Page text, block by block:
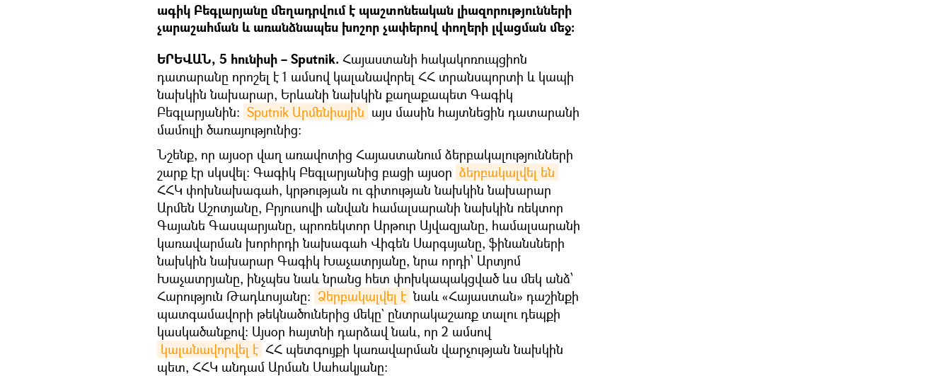
ագիկ Բեգլարյանը մեղադրվում է պաշտոնեական լիազորությունների
չարաշահման և առանձնապես խոշոր չափերով փողերի լվացման մեջ։
ԵՐԵՎԱՆ, 5 հունիսի – Sputnik. Հայաստանի հակակոռուպցիոն
դատարանը որոշել է 1 ամսով կալանավորել ՀՀ տրանսպորտի և կապի
նախկին նախարար, Երևանի նախկին քաղաքապետ Գագիկ
Բեգլարյանին։ Sputnik Արմենիային այս մասին հայտնեցին դատարանի
մամուլի ծառայությունից։
Նշենք, որ այսօր վաղ առավոտից Հայաստանում ձերբակալությունների
շարք էր սկսվել։ Գագիկ Բեգլարյանից բացի այսօր ձերբակալվել են
ՀՀԿ փոխնախագահ, կրթության ու գիտության նախկին նախարար
Արմեն Աշոտյանը, Բրյուսովի անվան համալսարանի նախկին ռեկտոր
Գայանե Գասպարյանը, պրոռեկտոր Արթուր Այվազյանը, համալսարանի
կառավարման խորհրդի նախագահ Վիգեն Սարգսյանը, ֆինանսների
նախկին նախարար Գագիկ Խաչատրյանը, նրա որդի՝ Արտյոմ
Խաչատրյանը, ինչպես նաև նրանց հետ փոխկապակցված ևս մեկ անձ՝
Հարություն Թադևոսյանը։ Ձերբակալվել է նաև «Հայաստան» դաշինքի
պատգամավորի թեկնածուներից մեկը` ընտրակաշառք տալու դեպքի
կասկածանքով։ Այսօր հայտնի դարձավ նաև, որ 2 ամսով
կալանավորվել է ՀՀ պետգույքի կառավարման վարչության նախկին
պետ, ՀՀԿ անդամ Արման Սահակյանը։